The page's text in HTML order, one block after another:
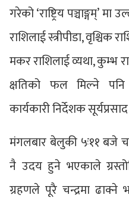
गरेको ‘राष्ट्रिय पञ्चाङ्गम्’
राशिलाई स्त्रीपीडा, वृश्चिक
मकर राशिलाई व्यथा, कुम्भ
क्षतिको फल मिल्ने
कार्यकारी निर्देशक
मंगलबार बेलुकी ५ः११ बजे
नै उदय हुने भएकाले
ग्रहणले पूरै चन्द्रमा